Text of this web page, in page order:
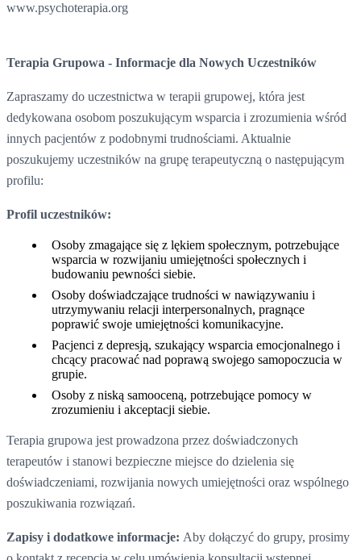
www.psychoterapia.org
Terapia Grupowa - Informacje dla Nowych Uczestników
Zapraszamy do uczestnictwa w terapii grupowej, która jest
dedykowana osobom poszukującym wsparcia i zrozumienia wśród
innych pacjentów z podobnymi trudnościami. Aktualnie
poszukujemy uczestników na grupę terapeutyczną o następującym
profilu:
Profil uczestników:
Osoby zmagające się z lękiem społecznym, potrzebujące
wsparcia w rozwijaniu umiejętności społecznych i
budowaniu pewności siebie.
Osoby doświadczające trudności w nawiązywaniu i
utrzymywaniu relacji interpersonalnych, pragnące
poprawić swoje umiejętności komunikacyjne.
Pacjenci z depresją, szukający wsparcia emocjonalnego i
chcący pracować nad poprawą swojego samopoczucia w
grupie.
Osoby z niską samooceną, potrzebujące pomocy w
zrozumieniu i akceptacji siebie.
Terapia grupowa jest prowadzona przez doświadczonych
terapeutów i stanowi bezpieczne miejsce do dzielenia się
doświadczeniami, rozwijania nowych umiejętności oraz wspólnego
poszukiwania rozwiązań.
Zapisy i dodatkowe informacje: Aby dołączyć do grupy, prosimy